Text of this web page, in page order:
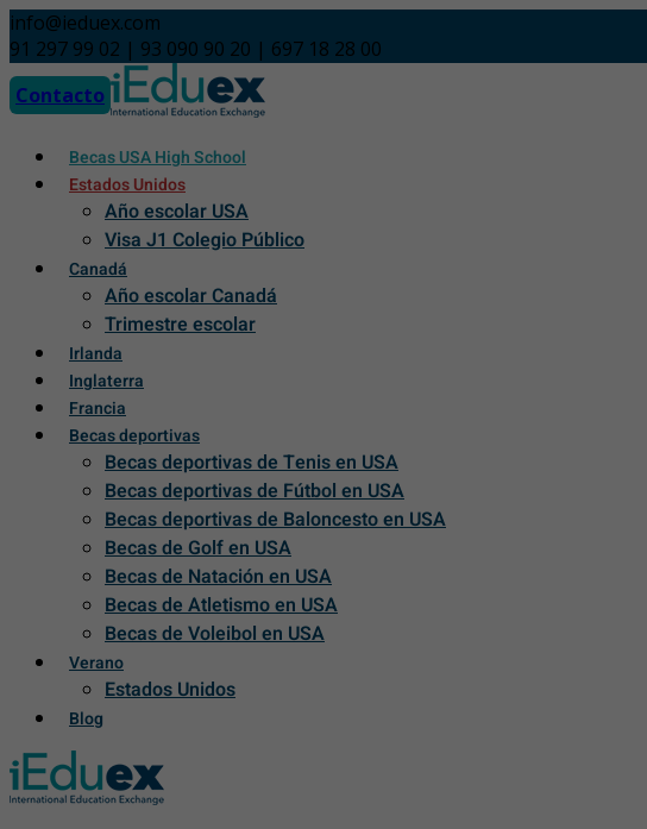
Skip
to
content
info@ieduex.com
91 297 99 02 | 93 090 90 20 | 697 18 28 00
Contacto
Becas USA High School
Estados Unidos
Año escolar USA
Visa J1 Colegio Público
Canadá
Año escolar Canadá
Trimestre escolar
Irlanda
Inglaterra
Francia
Becas deportivas
Becas deportivas de Tenis en USA
Becas deportivas de Fútbol en USA
Becas deportivas de Baloncesto en USA
Becas de Golf en USA
Becas de Natación en USA
Becas de Atletismo en USA
Becas de Voleibol en USA
Verano
Estados Unidos
Blog